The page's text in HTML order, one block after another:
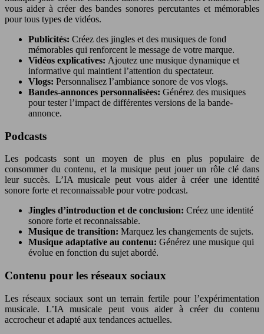
vous aider à créer des bandes sonores percutantes et mémorables
pour tous types de vidéos.
Publicités: Créez des jingles et des musiques de fond
mémorables qui renforcent le message de votre marque.
Vidéos explicatives: Ajoutez une musique dynamique et
informative qui maintient l’attention du spectateur.
Vlogs: Personnalisez l’ambiance sonore de vos vlogs.
Bandes-annonces personnalisées: Générez des musiques
pour tester l’impact de différentes versions de la bande-
annonce.
Podcasts
Les podcasts sont un moyen de plus en plus populaire de
consommer du contenu, et la musique peut jouer un rôle clé dans
leur succès. L’IA musicale peut vous aider à créer une identité
sonore forte et reconnaissable pour votre podcast.
Jingles d’introduction et de conclusion: Créez une identité
sonore forte et reconnaissable.
Musique de transition: Marquez les changements de sujets.
Musique adaptative au contenu: Générez une musique qui
évolue en fonction du sujet abordé.
Contenu pour les réseaux sociaux
Les réseaux sociaux sont un terrain fertile pour l’expérimentation
musicale. L’IA musicale peut vous aider à créer du contenu
accrocheur et adapté aux tendances actuelles.